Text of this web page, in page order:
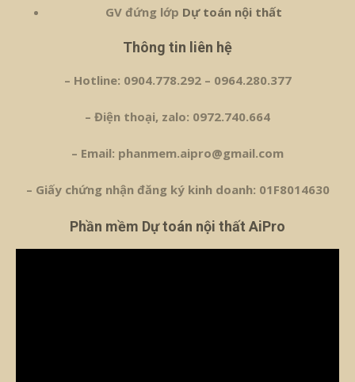
GV đứng lớp Dự toán nội thất
Thông tin liên hệ
– Hotline: 0904.778.292 – 0964.280.377
– Điện thoại, zalo: 0972.740.664
– Email: phanmem.aipro@gmail.com
– Giấy chứng nhận đăng ký kinh doanh: 01F8014630
Phần mềm Dự toán nội thất AiPro